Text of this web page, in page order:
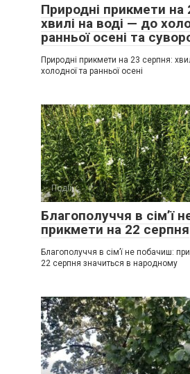
Природні прикмети на
хвилі на воді — до
ранньої осені та
Природні прикмети на 23 серпня:
холодної та ранньої осені
Події
Благополуччя в сім’ї
прикмети на 22 серпня
Благополуччя в сім’ї не побачиш:
22 серпня значиться в народному